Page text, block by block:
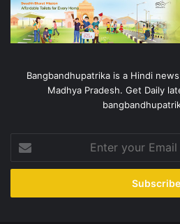
Bangbandhupatrika is a Hindi
Madhya Pradesh. Get Daily
your
Email